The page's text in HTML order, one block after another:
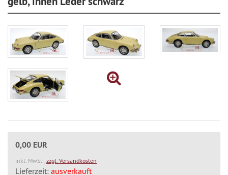
0,00 EUR
inkl. MwSt.,zzgl. Versandkosten
Lieferzeit: ausverkauft